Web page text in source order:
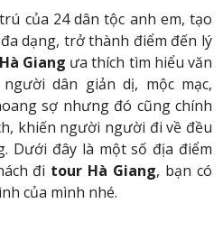
của 24 dân tộc anh em, tạo
dạng, trở thành điểm đến lý
Giang ưa thích tìm hiểu văn
dân giản dị, mộc mạc,
sợ nhưng đó cũng chính
khiến người người đi về đều
Dưới đây là một số địa điểm
đi tour Hà Giang, bạn có
của mình nhé.